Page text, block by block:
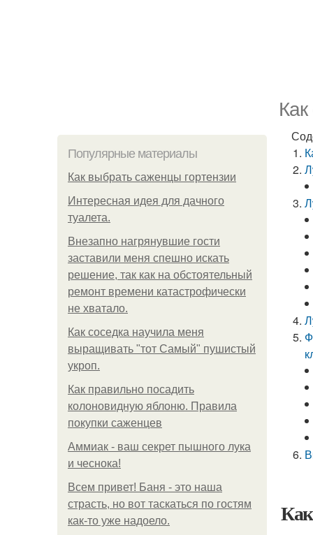
Популярные материалы
Как выбрать саженцы гортензии
Интересная идея для дачного
туалета.
Внезапно нагрянувшие гости
заставили меня спешно искать
решение, так как на обстоятельный
ремонт времени катастрофически
не хватало.
Как соседка научила меня
выращивать "тот Самый" пушистый
укроп.
Как правильно посадить
колоновидную яблоню. Правила
покупки саженцев
Аммиак - ваш секрет пышного лука
и чеснока!
Всем привет! Баня - это наша
страсть, но вот таскаться по гостям
как-то уже надоело.